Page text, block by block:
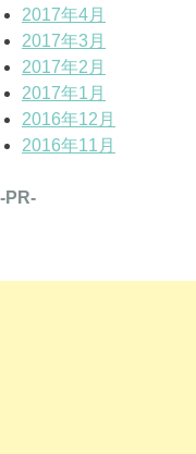
2017年4月
2017年3月
2017年2月
2017年1月
2016年12月
2016年11月
-PR-